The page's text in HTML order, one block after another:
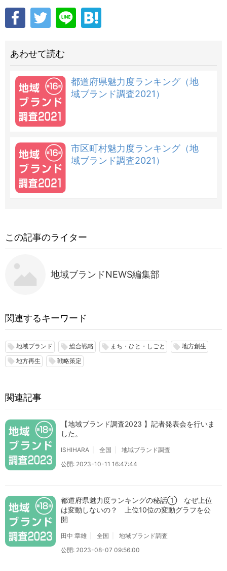
あわせて読む
都道府県魅力度ランキング（地
域ブランド調査2021）
市区町村魅力度ランキング（地
域ブランド調査2021）
この記事のライター
地域ブランドNEWS編集部
関連するキーワード
local_offer 地域ブランド local_offer 総合戦略 local_offer まち・ひと・しごと local_offer 地方創生
local_offer 地方再生 local_offer 戦略策定
関連記事
【地域ブランド調査2023 】記者発表会を行いま
した。
ISHIHARA 全国
地域ブランド調査
公開: 2023-10-11 16:47:44
都道府県魅力度ランキングの秘話① なぜ上位
は変動しないの？ 上位10位の変動グラフを公
開
田中 章雄 全国
地域ブランド調査
公開: 2023-08-07 09:56:00